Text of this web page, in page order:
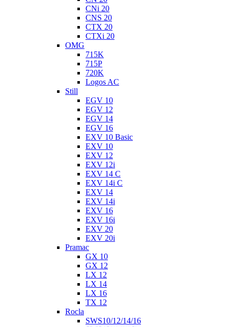
CNi 20
CNS 20
CTX 20
CTXi 20
OMG
715K
715P
720K
Logos AC
Still
EGV 10
EGV 12
EGV 14
EGV 16
EXV 10 Basic
EXV 10
EXV 12
EXV 12i
EXV 14 C
EXV 14i C
EXV 14
EXV 14i
EXV 16
EXV 16i
EXV 20
EXV 20i
Pramac
GX 10
GX 12
LX 12
LX 14
LX 16
TX 12
Rocla
SWS10/12/14/16